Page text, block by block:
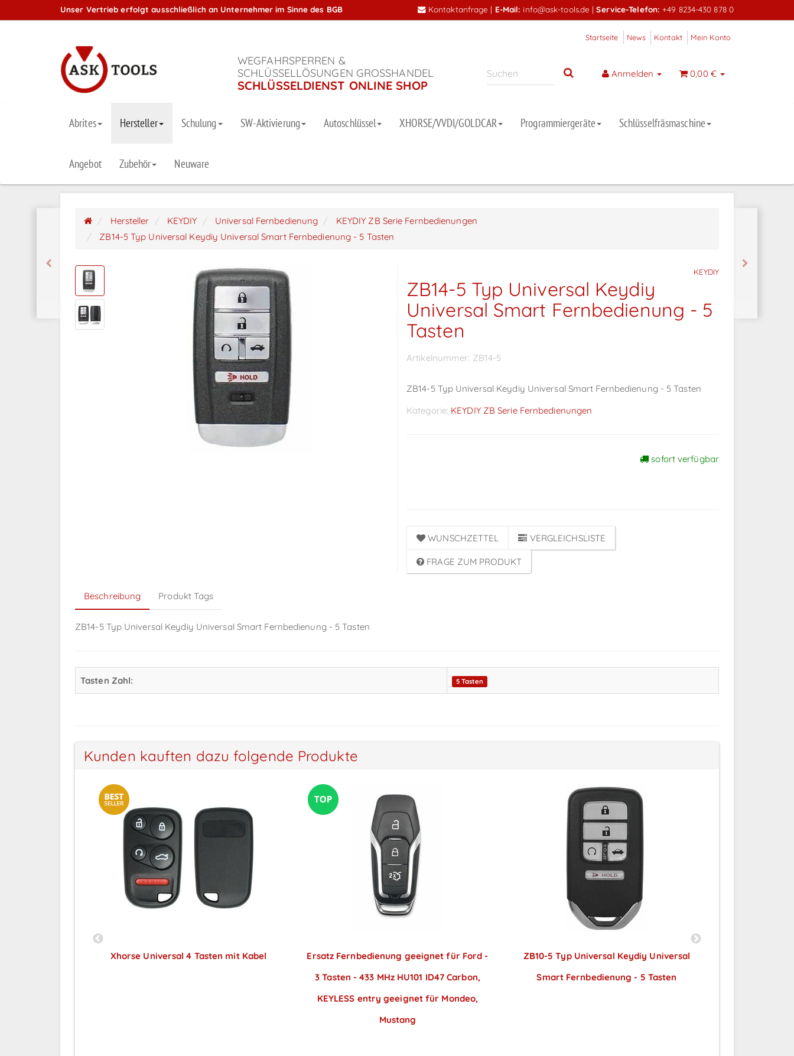
Unser Vertrieb erfolgt ausschließlich an Unternehmer im Sinne des BGB Kontaktanfrage | E-Mail: info@ask-tools.de |Service-Telefon: +49 8234-430 878 0
Startseite News Kontakt Mein Konto
WEGFAHRSPERREN &
SCHLÜSSELLÖSUNGEN GROSSHANDEL
SCHLÜSSELDIENST ONLINE SHOP
Anmelden 0,00 €
Abrites Hersteller Schulung SW-Aktivierung Autoschlüssel XHORSE/VVDI/GOLDCAR Programmiergeräte Schlüsselfräsmaschine
Angebot Zubehör Neuware
Hersteller KEYDIY Universal Fernbedienung
KEYDIY ZB Serie Fernbedienungen
ZB14-5 Typ Universal Keydiy Universal Smart Fernbedienung - 5 Tasten
KEYDIY
ZB14-5 Typ Universal Keydiy
Universal Smart Fernbedienung - 5
Tasten
Artikelnummer: ZB14-5
ZB14-5 Typ Universal Keydiy Universal Smart Fernbedienung - 5 Tasten
Kategorie: KEYDIY ZB Serie Fernbedienungen
sofort verfügbar
WUNSCHZETTEL VERGLEICHSLISTE
FRAGE ZUM PRODUKT
Beschreibung Produkt Tags
ZB14-5 Typ Universal Keydiy Universal Smart Fernbedienung - 5 Tasten
Tasten Zahl: 5 Tasten
Kunden kauften dazu folgende Produkte
Xhorse Universal 4 Tasten mit Kabel
Ersatz Fernbedienung geeignet für Ford -
3 Tasten - 433 MHz HU101 ID47 Carbon,
KEYLESS entry geeignet für Mondeo,
Mustang
ZB10-5 Typ Universal Keydiy Universal
Smart Fernbedienung - 5 Tasten